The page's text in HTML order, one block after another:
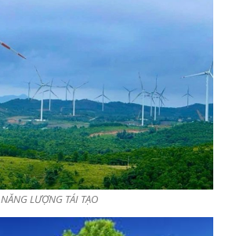
NĂNG LƯỢNG TÁI TẠO